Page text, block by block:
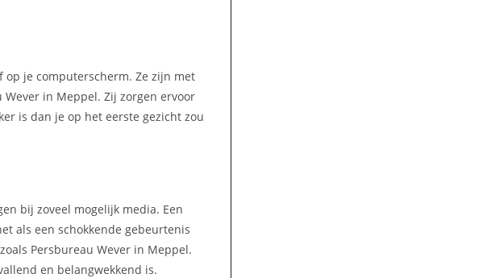
je computerscherm. Ze zijn met
Wever in Meppel. Zij zorgen ervoor
is dan je op het eerste gezicht zou
bij zoveel mogelijk media. Een
als een schokkende gebeurtenis
Persbureau Wever in Meppel.
en belangwekkend is.